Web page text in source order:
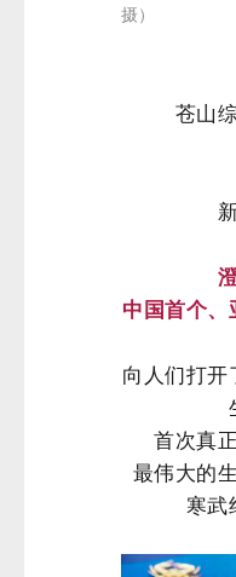
摄）
苍山
中国首个、
向人们打开
首次真
最伟大的
寒武